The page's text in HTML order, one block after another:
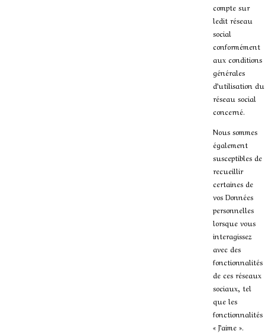
compte sur
ledit réseau
social
conformément
aux conditions
générales
d’utilisation du
réseau social
concerné.
Nous sommes
également
susceptibles de
recueillir
certaines de
vos Données
personnelles
lorsque vous
interagissez
avec des
fonctionnalités
de ces réseaux
sociaux, tel
que les
fonctionnalités
« J’aime ».